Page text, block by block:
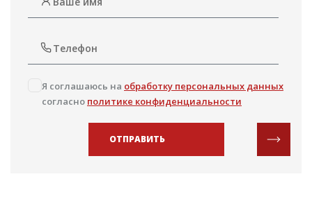
Я соглашаюсь на обработку персональных данных
согласно политике конфиденциальности
ОТПРАВИТЬ